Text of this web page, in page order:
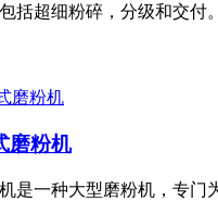
括超细粉碎，分级和交付
磨粉机
是一种大型磨粉机，专门